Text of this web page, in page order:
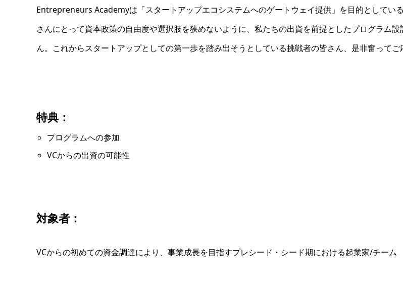
Entrepreneurs Academyは「スタートアップエコシステムへのゲートウェイ提供」を目的としてい
さんにとって資本政策の自由度や選択肢を狭めないように、私たちの出資を前提としたプログラム
ん。これからスタートアップとしての第一歩を踏み出そうとしている挑戦者の皆さん、是非奮ってご
特典：
プログラムへの参加
VCからの出資の可能性
対象者：
VCからの初めての資金調達により、事業成長を目指すプレシード・シード期における起業家/チーム